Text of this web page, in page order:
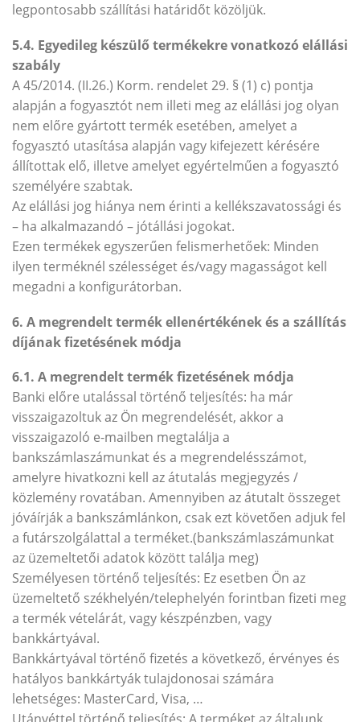
legpontosabb szállítási határidőt közöljük.
5.4. Egyedileg készülő termékekre vonatkozó elállási
szabály
A 45/2014. (II.26.) Korm. rendelet 29. § (1) c) pontja
alapján a fogyasztót nem illeti meg az elállási jog olyan
nem előre gyártott termék esetében, amelyet a
fogyasztó utasítása alapján vagy kifejezett kérésére
állítottak elő, illetve amelyet egyértelműen a fogyasztó
személyére szabtak.
Az elállási jog hiánya nem érinti a kellékszavatossági és
– ha alkalmazandó – jótállási jogokat.
Ezen termékek egyszerűen felismerhetőek: Minden
ilyen terméknél szélességet és/vagy magasságot kell
megadni a konfigurátorban.
6. A megrendelt termék ellenértékének és a szállítás
díjának fizetésének módja
6.1. A megrendelt termék fizetésének módja
Banki előre utalással történő teljesítés: ha már
visszaigazoltuk az Ön megrendelését, akkor a
visszaigazoló e-mailben megtalálja a
bankszámlaszámunkat és a megrendelésszámot,
amelyre hivatkozni kell az átutalás megjegyzés /
közlemény rovatában. Amennyiben az átutalt összeget
jóváírják a bankszámlánkon, csak ezt követően adjuk fel
a futárszolgálattal a terméket.(bankszámlaszámunkat
az üzemeltetői adatok között találja meg)
Személyesen történő teljesítés: Ez esetben Ön az
üzemeltető székhelyén/telephelyén forintban fizeti meg
a termék vételárát, vagy készpénzben, vagy
bankkártyával.
Bankkártyával történő fizetés a következő, érvényes és
hatályos bankkártyák tulajdonosai számára
lehetséges: MasterCard, Visa, …